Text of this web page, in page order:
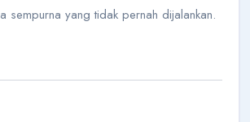
sempurna yang tidak pernah dijalankan.